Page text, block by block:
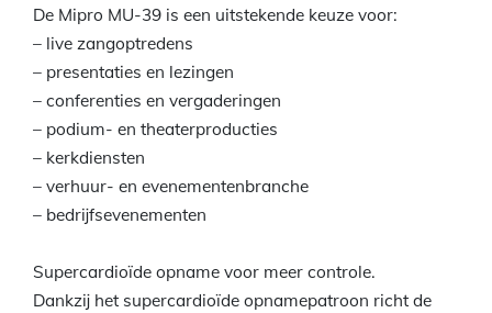
De Mipro MU-39 is een uitstekende keuze voor:
– live zangoptredens
– presentaties en lezingen
– conferenties en vergaderingen
– podium- en theaterproducties
– kerkdiensten
– verhuur- en evenementenbranche
– bedrijfsevenementen
Supercardioïde opname voor meer controle.
Dankzij het supercardioïde opnamepatroon richt de